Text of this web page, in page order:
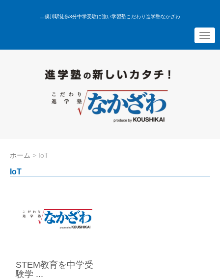
二俣川駅徒歩3分中学受験に強い学習塾こだわり進学塾なかざわ
N
a
v
ホーム > IoT
IoT
STEM教育を中学受
験学 ...